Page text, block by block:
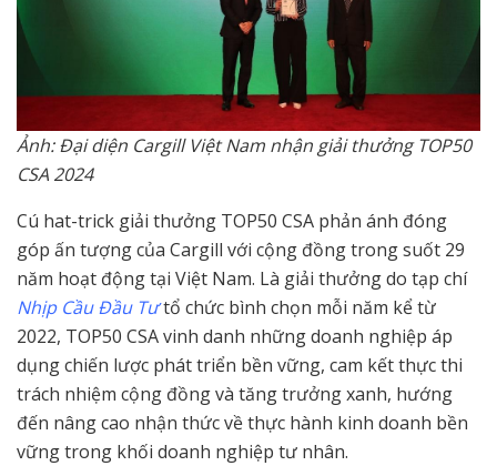
Ảnh: Đại diện Cargill Việt Nam nhận giải thưởng TOP50
CSA 2024
Cú hat-trick giải thưởng TOP50 CSA phản ánh đóng
góp ấn tượng của Cargill với cộng đồng trong suốt 29
năm hoạt động tại Việt Nam. Là giải thưởng do tạp chí
Nhịp Cầu Đầu Tưtổ chức bình chọn mỗi năm kể từ
2022, TOP50 CSA vinh danh những doanh nghiệp áp
dụng chiến lược phát triển bền vững, cam kết thực thi
trách nhiệm cộng đồng và tăng trưởng xanh, hướng
đến nâng cao nhận thức về thực hành kinh doanh bền
vững trong khối doanh nghiệp tư nhân.